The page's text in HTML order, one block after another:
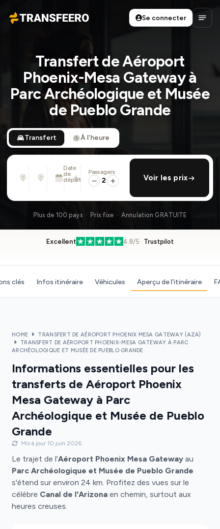
Transfeero
Se connecter
Transfert de Aéroport
Phoenix-Mesa Gateway à
Parc Archéologique et Musée
de Pueblo Grande
Transfert À l'heure
Adresse, aéroport, hôtel, ...
Adresse, aéroport, hôtel, ...
Date
de
départ
Lun. 10 Août · 01:45 PM
ajouter retour
Passagers
2 Voir les prix
Plus de 100 pays · Prix fixe · Annulation GRATUITE
Excellent 4.8/5 · Trustpilot
clés Infos itinéraire Véhicules Aperçu de l'itinéraire
HOME
TRANSFERT DE AÉROPORT PHOENIX MESA GATEWAY (AZA)
TRANSFERT DE AÉROPORT PHOENIX-MESA GATEWAY À PARC
ARCHÉOLOGIQUE ET MUSÉE DE PUEBLO GRANDE
Informations essentielles pour les
transferts de Aéroport Phoenix
Mesa Gateway à Parc
Archéologique et Musée de Pueblo
Grande
Mis à jour 10 juin 2026
Le trajet de l'Aéroport Phoenix Mesa Gateway au
Parc Archéologique et Musée de Pueblo Grande
s'étend sur environ 24 km. Profitez des vues sur le
célèbre Canal de l'Arizona en chemin, surtout aux
heures creuses.